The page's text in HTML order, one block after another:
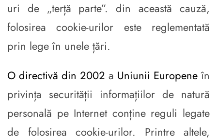
uri de „terță parte”. din această cauză,
folosirea cookie-urilor este reglementată
prin lege în unele țări.
O directivă din 2002 a Uniunii Europeneîn
privința securității informațiilor de natură
personală pe Internet conține reguli legate
de folosirea cookie-urilor. Printre altele,